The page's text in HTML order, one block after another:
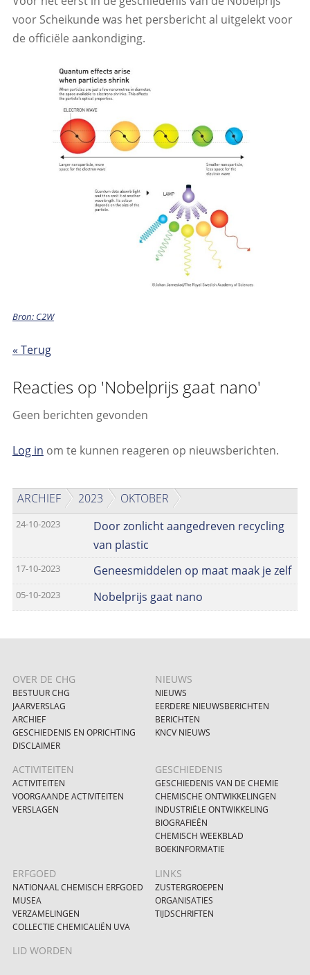
voor Scheikunde was het persbericht al uitgelekt voor
de officiële aankondiging.
Bron: C2W
« Terug
Reacties op 'Nobelprijs gaat nano'
Geen berichten gevonden
Log in om te kunnen reageren op nieuwsberichten.
ARCHIEF 2023 OKTOBER
24-10-2023
Door zonlicht aangedreven recycling
van plastic
17-10-2023 Geneesmiddelen op maat maak je zelf
05-10-2023 Nobelprijs gaat nano
OVER DE CHG
BESTUUR CHG
JAARVERSLAG
ARCHIEF
GESCHIEDENIS EN OPRICHTING
DISCLAIMER
NIEUWS
NIEUWS
EERDERE NIEUWSBERICHTEN
BERICHTEN
KNCV NIEUWS
ACTIVITEITEN
ACTIVITEITEN
VOORGAANDE ACTIVITEITEN
VERSLAGEN
GESCHIEDENIS
GESCHIEDENIS VAN DE CHEMIE
CHEMISCHE ONTWIKKELINGEN
INDUSTRIËLE ONTWIKKELING
BIOGRAFIEËN
CHEMISCH WEEKBLAD
BOEKINFORMATIE
ERFGOED
NATIONAAL CHEMISCH ERFGOED
MUSEA
VERZAMELINGEN
COLLECTIE CHEMICALIËN UVA
LINKS
ZUSTERGROEPEN
ORGANISATIES
TIJDSCHRIFTEN
LID WORDEN